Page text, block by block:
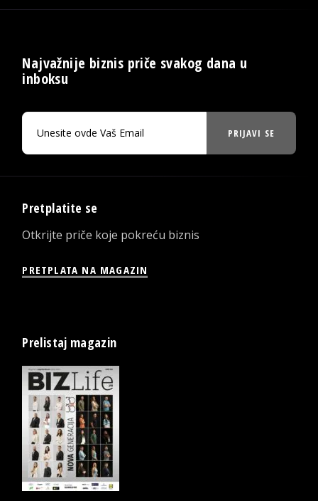
Najvažnije biznis priče svakog dana u
inboksu
PRIJAVI SE
Pretplatite se
Otkrijte priče koje pokreću biznis
PRETPLATA NA MAGAZIN
Prelistaj magazin